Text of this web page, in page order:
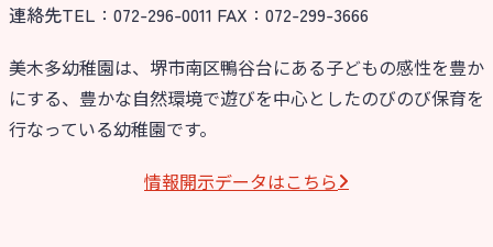
連絡先TEL：072-296-0011 FAX：072-299-3666
美木多幼稚園は、堺市南区鴨谷台にある子どもの感性を豊か
にする、豊かな自然環境で遊びを中心としたのびのび保育を
行なっている幼稚園です。
情報開⽰データはこちら